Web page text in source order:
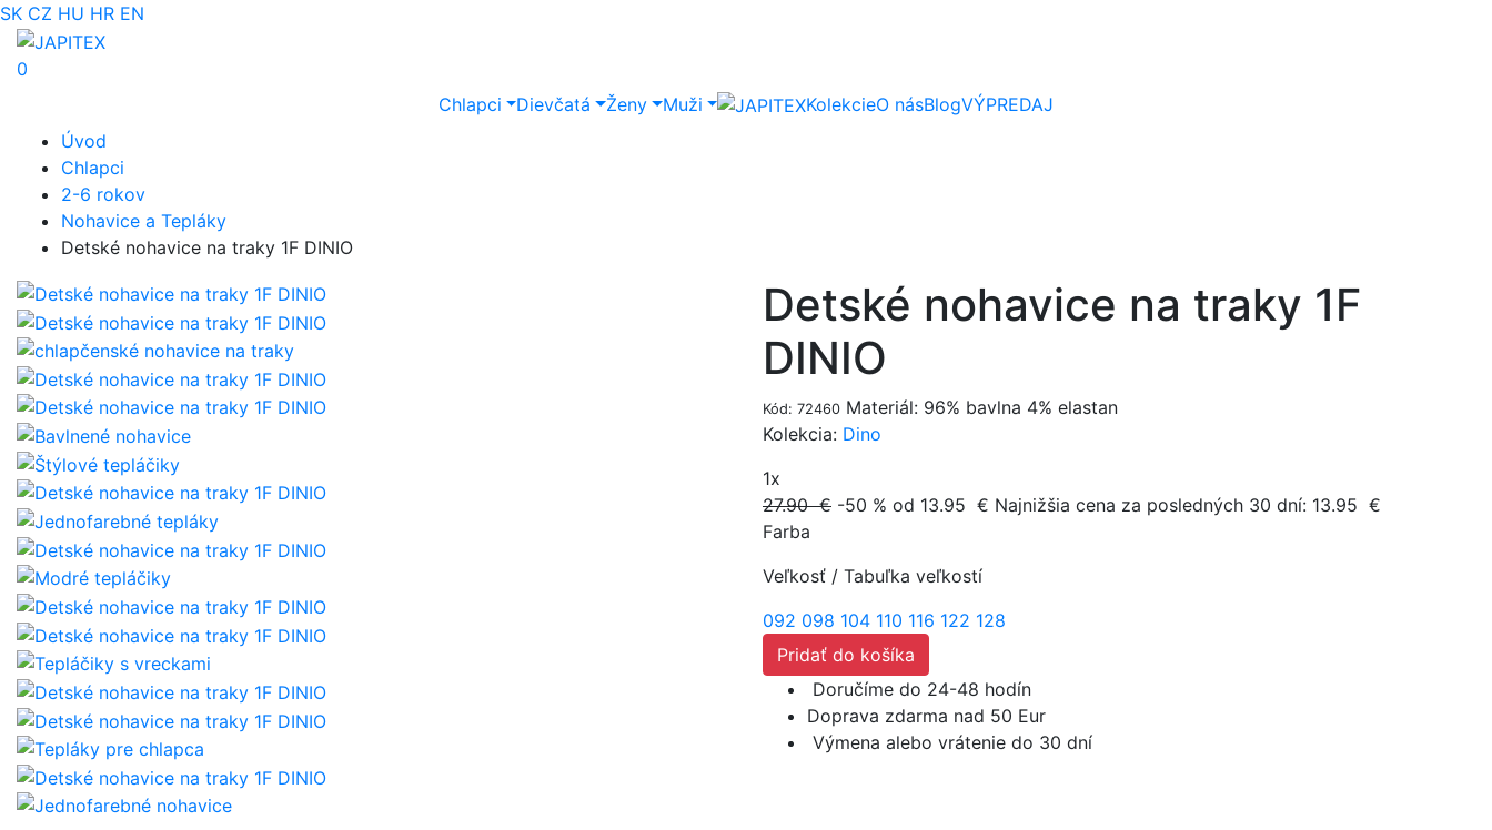
SK CZ HU HR EN
0
Chlapci
Dievčatá Ženy Muži KolekcieO násBlogVÝPREDAJ
Úvod
Chlapci
2-6 rokov
Nohavice a Tepláky
Detské nohavice na traky 1F DINIO
Detské nohavice na traky 1F
DINIO
Kód: 72460 Materiál: 96% bavlna 4% elastan
Kolekcia: Dino
1x
27.90 € -50 % od 13.95 € Najnižšia cena za posledných 30 dní: 13.95 €
Farba
Veľkosť / Tabuľka veľkostí
092 098 104 110 116 122 128
Pridať do košíka
Doručíme do 24-48 hodín
Doprava zdarma nad 50 Eur
Výmena alebo vrátenie do 30 dní